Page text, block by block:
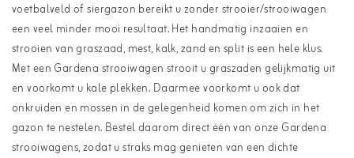
voetbalveld of siergazon bereikt u zonder strooier/strooiwagen
een veel minder mooi resultaat. Het handmatig inzaaien en
strooien van graszaad, mest, kalk, zand en split is een hele klus.
Met een Gardena strooiwagen strooit u graszaden gelijkmatig uit
en voorkomt u kale plekken. Daarmee voorkomt u ook dat
onkruiden en mossen in de gelegenheid komen om zich in het
gazon te nestelen. Bestel daarom direct één van onze Gardena
strooiwagens, zodat u straks mag genieten van een dichte